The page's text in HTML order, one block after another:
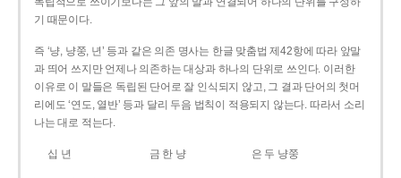
기 때문이다.
즉 ‘냥, 냥쭝, 년’ 등과 같은 의존 명사는 한글 맞춤법 제42항에 따라 앞말
과 띄어 쓰지만 언제나 의존하는 대상과 하나의 단위로 쓰인다. 이러한
이유로 이 말들은 독립된 단어로 잘 인식되지 않고, 그 결과 단어의 첫머
리에도 ‘연도, 열반’ 등과 달리 두음 법칙이 적용되지 않는다. 따라서 소리
나는 대로 적는다.
십 년 금 한 냥 은 두 냥쭝